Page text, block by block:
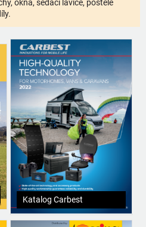
okna, sedací lavice, postele
Katalog Carbest